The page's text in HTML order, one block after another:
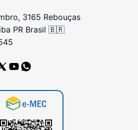
3165 Rebouças
PR Brasil 🇧🇷